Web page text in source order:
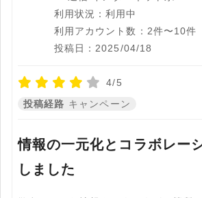
利用状況：利用中
利用アカウント数：2件〜10件
投稿日：2025/04/18
4/5
投稿経路 キャンペーン
情報の一元化とコラボレー
しました